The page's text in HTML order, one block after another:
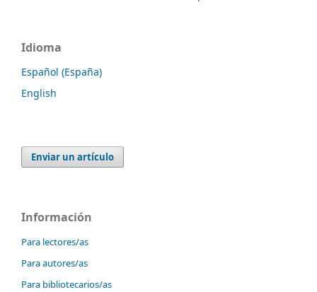
Idioma
Español (España)
English
Enviar un artículo
Información
Para lectores/as
Para autores/as
Para bibliotecarios/as